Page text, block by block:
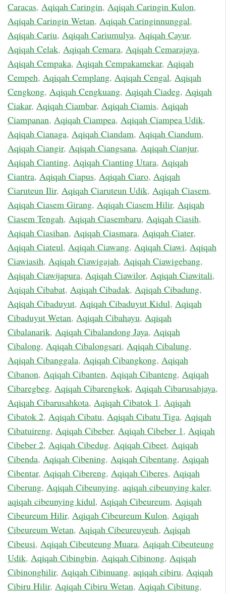
Caracas, Aqiqah Caringin, Aqiqah Caringin Kulon,
Aqiqah Caringin Wetan, Aqiqah Caringinnunggal,
Aqiqah Cariu, Aqiqah Cariumulya, Aqiqah Cayur,
Aqiqah Celak, Aqiqah Cemara, Aqiqah Cemarajaya,
Aqiqah Cempaka, Aqiqah Cempakamekar, Aqiqah
Cempeh, Aqiqah Cemplang, Aqiqah Cengal, Aqiqah
Cengkong, Aqiqah Cengkuang, Aqiqah Ciadeg, Aqiqah
Ciakar, Aqiqah Ciambar, Aqiqah Ciamis, Aqiqah
Ciampanan, Aqiqah Ciampea, Aqiqah Ciampea Udik,
Aqiqah Cianaga, Aqiqah Ciandam, Aqiqah Ciandum,
Aqiqah Ciangir, Aqiqah Ciangsana, Aqiqah Cianjur,
Aqiqah Cianting, Aqiqah Cianting Utara, Aqiqah
Ciantra, Aqiqah Ciapus, Aqiqah Ciaro, Aqiqah
Ciaruteun Ilir, Aqiqah Ciaruteun Udik, Aqiqah Ciasem,
Aqiqah Ciasem Girang, Aqiqah Ciasem Hilir, Aqiqah
Ciasem Tengah, Aqiqah Ciasembaru, Aqiqah Ciasih,
Aqiqah Ciasihan, Aqiqah Ciasmara, Aqiqah Ciater,
Aqiqah Ciateul, Aqiqah Ciawang, Aqiqah Ciawi, Aqiqah
Ciawiasih, Aqiqah Ciawigajah, Aqiqah Ciawigebang,
Aqiqah Ciawijapura, Aqiqah Ciawilor, Aqiqah Ciawitali,
Aqiqah Cibabat, Aqiqah Cibadak, Aqiqah Cibadung,
Aqiqah Cibaduyut, Aqiqah Cibaduyut Kidul, Aqiqah
Cibaduyut Wetan, Aqiqah Cibahayu, Aqiqah
Cibalanarik, Aqiqah Cibalandong Jaya, Aqiqah
Cibalong, Aqiqah Cibalongsari, Aqiqah Cibalung,
Aqiqah Cibanggala, Aqiqah Cibangkong, Aqiqah
Cibanon, Aqiqah Cibanten, Aqiqah Cibanteng, Aqiqah
Cibaregbeg, Aqiqah Cibarengkok, Aqiqah Cibarusahjaya,
Aqiqah Cibarusahkota, Aqiqah Cibatok 1, Aqiqah
Cibatok 2, Aqiqah Cibatu, Aqiqah Cibatu Tiga, Aqiqah
Cibatuireng, Aqiqah Cibeber, Aqiqah Cibeber 1, Aqiqah
Cibeber 2, Aqiqah Cibedug, Aqiqah Cibeet, Aqiqah
Cibenda, Aqiqah Cibening, Aqiqah Cibentang, Aqiqah
Cibentar, Aqiqah Cibereng, Aqiqah Ciberes, Aqiqah
Ciberung, Aqiqah Cibeunying, aqiqah cibeunying kaler,
aqiqah cibeunying kidul, Aqiqah Cibeureum, Aqiqah
Cibeureum Hilir, Aqiqah Cibeureum Kulon, Aqiqah
Cibeureum Wetan, Aqiqah Cibeureuyeuh, Aqiqah
Cibeusi, Aqiqah Cibeuteung Muara, Aqiqah Cibeuteung
Udik, Aqiqah Cibingbin, Aqiqah Cibinong, Aqiqah
Cibinonghilir, Aqiqah Cibinuang, aqiqah cibiru, Aqiqah
Cibiru Hilir, Aqiqah Cibiru Wetan, Aqiqah Cibitung,